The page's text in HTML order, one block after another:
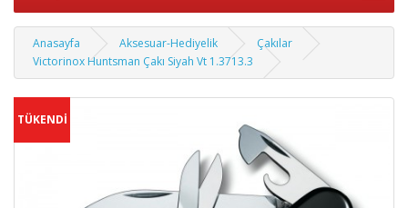
Anasayfa Aksesuar-Hediyelik
Çakılar
Victorinox Huntsman Çakı Siyah Vt 1.3713.3
TÜKENDİ